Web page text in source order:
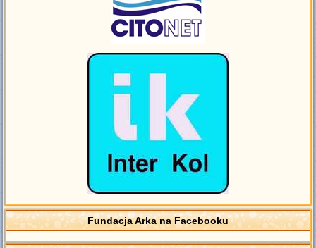
Fundacja Arka na Facebooku